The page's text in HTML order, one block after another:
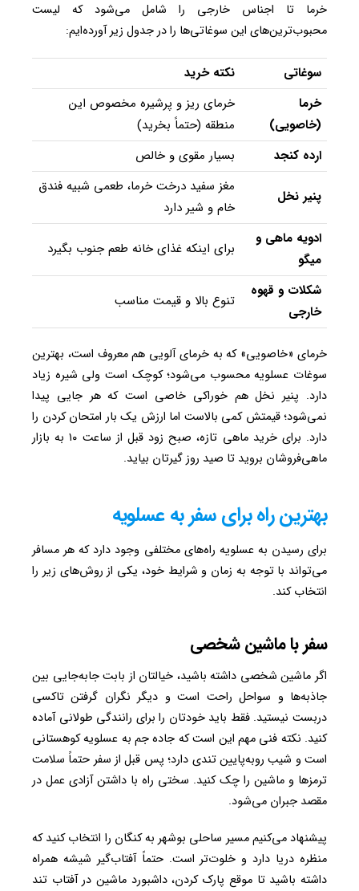
خرما تا اجناس خارجی را شامل می‌شود که لیست
محبوب‌ترین‌های این سوغاتی‌ها را در جدول زیر آورده‌ایم:
سوغاتی
نکته خرید
خرما
(خاصویی)
خرمای ریز و پرشیره مخصوص این
منطقه (حتماً بخرید)
ارده کنجد
بسیار مقوی و خالص
پنیر نخل
مغز سفید درخت خرما، طعمی شبیه فندق
خام و شیر دارد
ادویه ماهی و
میگو
برای اینکه غذای خانه طعم جنوب بگیرد
شکلات و قهوه
خارجی
تنوع بالا و قیمت مناسب
خرمای «خاصویی» که به خرمای آلویی هم معروف است، بهترین
سوغات عسلویه محسوب می‌شود؛ کوچک است ولی شیره زیاد
دارد. پنیر نخل هم خوراکی خاصی است که هر جایی پیدا
نمی‌شود؛ قیمتش کمی بالاست اما ارزش یک بار امتحان کردن را
دارد. برای خرید ماهی تازه، صبح زود قبل از ساعت ۱۰ به بازار
ماهی‌فروشان بروید تا صید روز گیرتان بیاید.
بهترین راه برای سفر به عسلویه
برای رسیدن به عسلویه راه‌های مختلفی وجود دارد که هر مسافر
می‌تواند با توجه به زمان و شرایط خود، یکی از روش‌های زیر را
انتخاب کند.
سفر با ماشین شخصی
اگر ماشین شخصی داشته باشید، خیالتان از بابت جابه‌جایی بین
جاذبه‌ها و سواحل راحت است و دیگر نگران گرفتن تاکسی
دربست نیستید. فقط باید خودتان را برای رانندگی طولانی آماده
کنید. نکته فنی مهم این است که جاده جم به عسلویه کوهستانی
است و شیب روبه‌پایین تندی دارد؛ پس قبل از سفر حتماً سلامت
ترمزها و ماشین را چک کنید. سختی راه با داشتن آزادی عمل در
مقصد جبران می‌شود.
پیشنهاد می‌کنیم مسیر ساحلی بوشهر به کنگان را انتخاب کنید که
منظره دریا دارد و خلوت‌تر است. حتماً آفتاب‌گیر شیشه همراه
داشته باشید تا موقع پارک کردن، داشبورد ماشین در آفتاب تند